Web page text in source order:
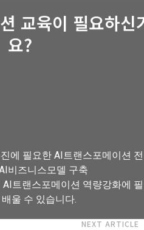
교육이 필요하신
요?
에 필요한 AI트랜스포메이션
비즈니스모델 구축
트랜스포메이션 역량강화에
울 수 있습니다.
NEXT ARTICLE